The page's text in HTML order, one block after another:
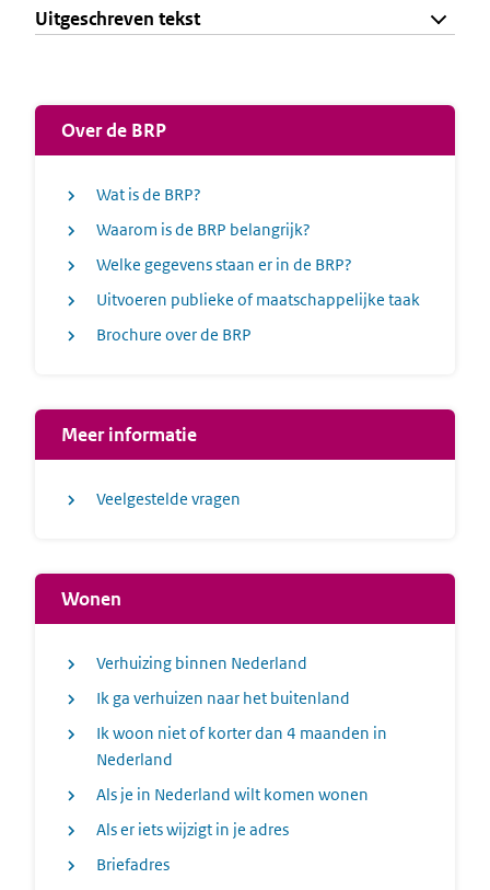
Uitgeschreven tekst
Over de BRP
Wat is de BRP?
Waarom is de BRP belangrijk?
Welke gegevens staan er in de BRP?
Uitvoeren publieke of maatschappelijke taak
Brochure over de BRP
Meer informatie
Veelgestelde vragen
Wonen
Verhuizing binnen Nederland
Ik ga verhuizen naar het buitenland
Ik woon niet of korter dan 4 maanden in
Nederland
Als je in Nederland wilt komen wonen
Als er iets wijzigt in je adres
Briefadres